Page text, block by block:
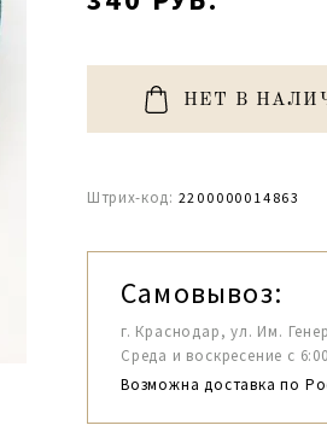
НЕТ В
Штрих-код: 2200000014863
Самовывоз:
г. Краснодар, ул. Им.
Среда и воскресение с
Возможна доставка по